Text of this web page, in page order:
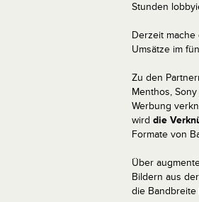
Stunden
Derzeit
Umsätze im
Zu den
Menthos,
Werbung
wird die
Formate von
Über
Bildern aus
die